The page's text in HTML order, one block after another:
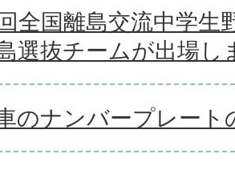
全国離島交流中学生
選抜チームが出場し
のナンバープレート